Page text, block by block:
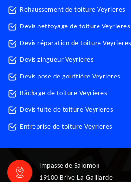
Rehaussement de toiture Veyrieres
Devis nettoyage de toiture Veyrieres
Devis réparation de toiture Veyrieres
Devis zingueur Veyrieres
Devis pose de gouttière Veyrieres
Bâchage de toiture Veyrieres
Devis fuite de toiture Veyrieres
Entreprise de toiture Veyrieres
impasse de Salomon
19100 Brive La Gaillarde